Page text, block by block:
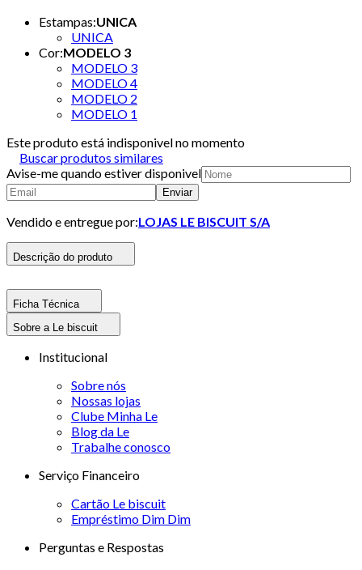
Estampas:UNICA
UNICA
Cor:MODELO 3
MODELO 3
MODELO 4
MODELO 2
MODELO 1
Este produto está indisponivel no momento
Buscar produtos similares
Avise-me quando estiver disponivel
Enviar
Vendido e entregue por:LOJAS LE BISCUIT S/A
Descrição do produto
Ficha Técnica
Sobre a Le biscuit
Institucional
Sobre nós
Nossas lojas
Clube Minha Le
Blog da Le
Trabalhe conosco
Serviço Financeiro
Cartão Le biscuit
Empréstimo Dim Dim
Perguntas e Respostas